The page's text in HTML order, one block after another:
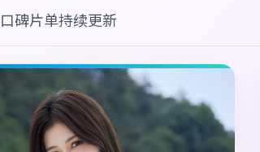
口碑片单持续更新